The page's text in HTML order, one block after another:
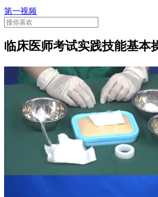
第一视频
临床医师考试实践技能基本